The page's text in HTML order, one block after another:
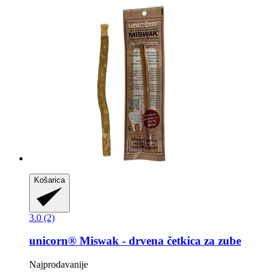
Košarica
3.0 (2)
unicorn® Miswak -​ drvena četkica za zube
Najprodavanije